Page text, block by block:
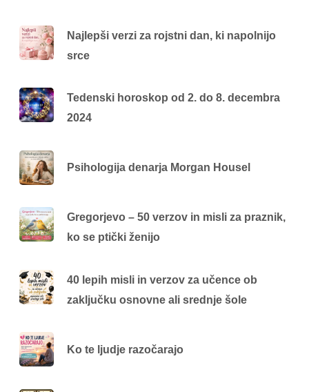
Najlepši verzi za rojstni dan, ki napolnijo
srce
Tedenski horoskop od 2. do 8. decembra
2024
Psihologija denarja Morgan Housel
Gregorjevo – 50 verzov in misli za praznik,
ko se ptički ženijo
40 lepih misli in verzov za učence ob
zaključku osnovne ali srednje šole
Ko te ljudje razočarajo